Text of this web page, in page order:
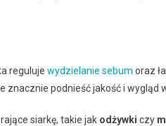
reguluje wydzielanie sebum oraz
podnieść jakość i wygląd
siarkę, takie jak odżywki czy